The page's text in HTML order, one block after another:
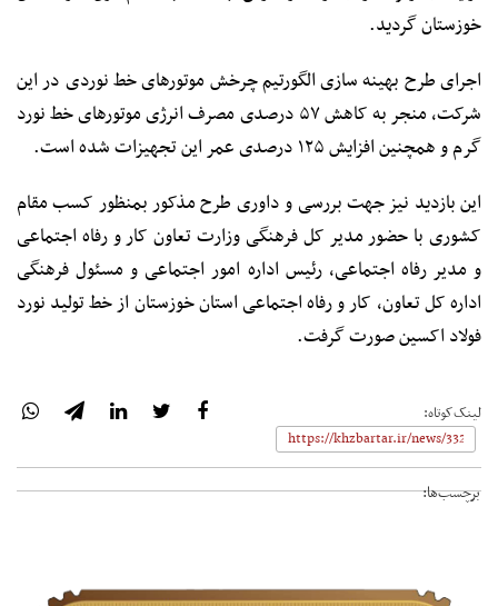
خوزستان گردید.
اجرای طرح بهینه سازی الگورتیم چرخش موتورهای خط نوردی در این
شرکت، منجر به کاهش ۵۷ درصدی مصرف انرژی موتورهای خط نورد
گرم و همچنین افزایش ۱۲۵ درصدی عمر این تجهیزات شده است.
این بازدید نیز جهت بررسی و داوری طرح مذکور بمنظور کسب مقام
کشوری با حضور مدیر کل فرهنگی وزارت تعاون کار و رفاه اجتماعی
و مدیر رفاه اجتماعی، رئیس اداره امور اجتماعی و مسئول فرهنگی
اداره کل تعاون، کار و رفاه اجتماعی استان خوزستان از خط تولید نورد
فولاد اکسین صورت گرفت.
لینک‌کوتاه:
برچسب‌ها: